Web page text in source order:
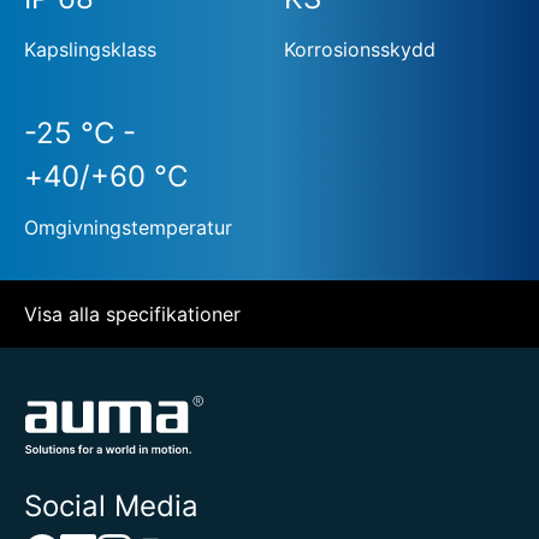
Kapslingsklass Korrosionsskydd
-25 °C -
+40/+60 °C
Omgivningstemperatur
Visa alla specifikationer
Social Media